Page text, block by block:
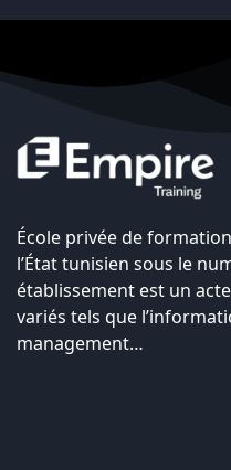
École privée de
l’État tunisien sous le
établissement est un
variés tels que
management…